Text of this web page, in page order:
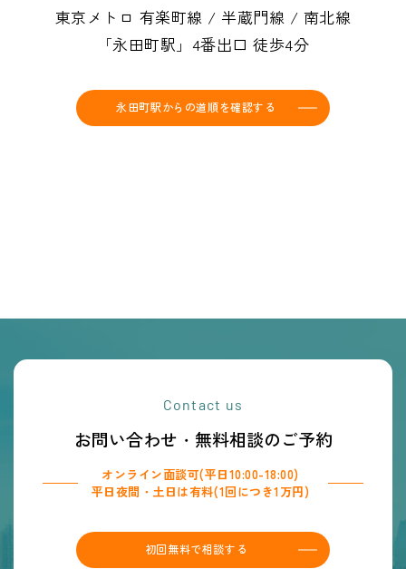
東京メトロ 有楽町線 / 半蔵門線 / 南北線
「永田町駅」4番出口 徒歩4分
永田町駅からの道順を確認する
Contact us
お問い合わせ・無料相談のご予約
オンライン面談可(平日10:00-18:00)
平日夜間・土日は有料(1回につき1万円)
初回無料で相談する